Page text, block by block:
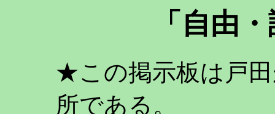
「自由
★この掲示板は戸
所である。